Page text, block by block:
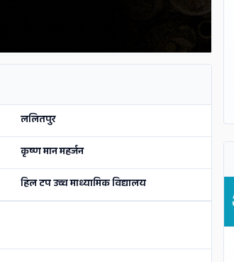
ललितपुर
कृष्ण मान महर्जन
हिल टप उच्च माध्यामिक विद्यालय